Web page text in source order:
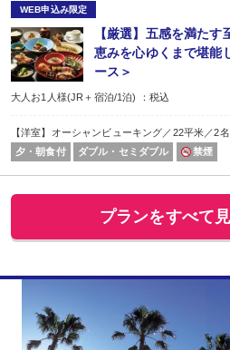
WEB申込み限定
【厳選】五感を満た
恵みを心ゆくまで堪能
ース＞
大人お1人様(JR＋宿泊/1泊) ：税込
【洋室】オーシャンビューキング／22平米／2
夕・朝食付
ダブル・セミダブル 禁煙
プランをすべて